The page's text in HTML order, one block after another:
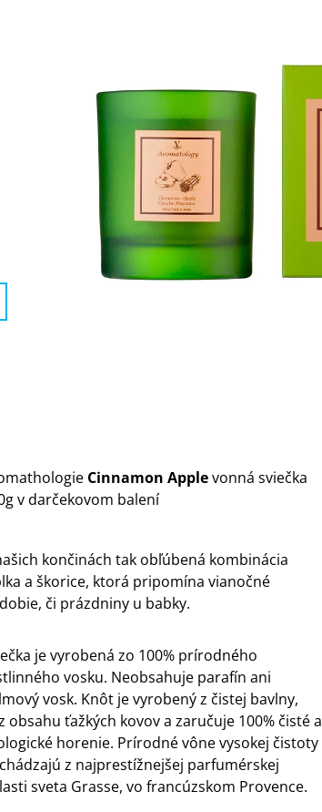
Cinnamon Applevonná sviečka
v darčekovom balení
končinách tak obľúbená kombinácia
a škorice, ktorá pripomína vianočné
či prázdniny u babky.
je vyrobená zo 100% prírodného
vosku. Neobsahuje parafín ani
vosk. Knôt je vyrobený z čistej bavlny,
obsahu ťažkých kovov a zaručuje 100% čisté a
horenie. Prírodné vône vysokej čistoty
z najprestížnejšej parfumérskej
sveta Grasse, vo francúzskom Provence.